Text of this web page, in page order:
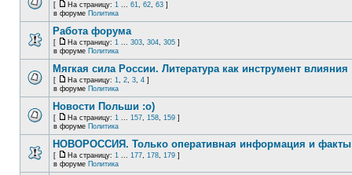
[ На страницу: 1 ... 61, 62, 63 ]
в форуме Политика
Работа форума
[ На страницу: 1 ... 303, 304, 305 ]
в форуме Политика
Мягкая сила России. Литература как инструмент влияния
[ На страницу: 1, 2, 3, 4 ]
в форуме Политика
Новости Польши :o)
[ На страницу: 1 ... 157, 158, 159 ]
в форуме Политика
НОВОРОССИЯ. Только оперативная информация и факты
[ На страницу: 1 ... 177, 178, 179 ]
в форуме Политика